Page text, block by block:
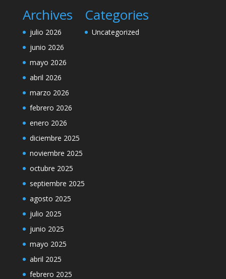
Archives
julio 2026
junio 2026
mayo 2026
abril 2026
marzo 2026
febrero 2026
enero 2026
diciembre 2025
noviembre 2025
octubre 2025
septiembre 2025
agosto 2025
julio 2025
junio 2025
mayo 2025
abril 2025
febrero 2025
Categories
Uncategorized